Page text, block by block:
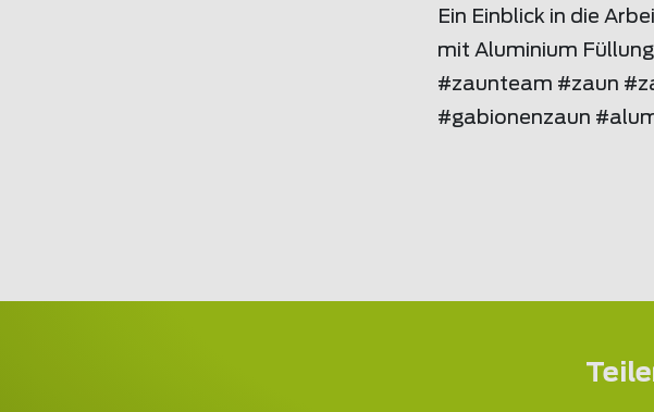
Ein Einblick in die
mit Aluminium
#zaunteam #zaun
#gabionenzaun